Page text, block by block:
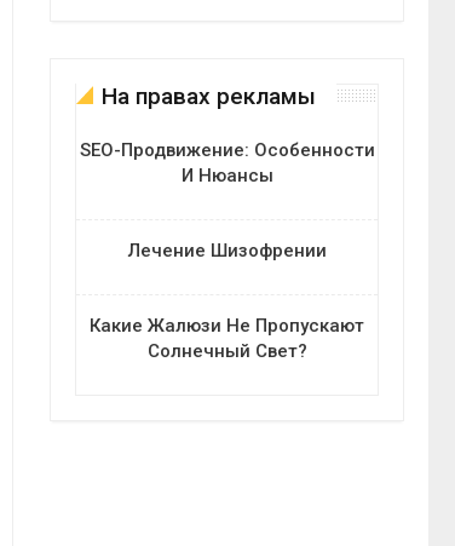
На правах рекламы
SEO-Продвижение: Особенности
И Нюансы
Лечение Шизофрении
Какие Жалюзи Не Пропускают
Солнечный Свет?